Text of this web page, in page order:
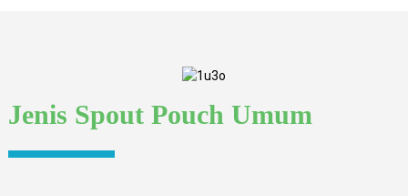
Jenis Spout Pouch Umum
Sisi luhur Pouch Spout